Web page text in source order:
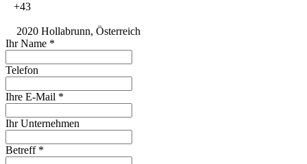
+43
2020 Hollabrunn, Österreich
Ihr Name *
Telefon
Ihre E-Mail *
Ihr Unternehmen
Betreff *